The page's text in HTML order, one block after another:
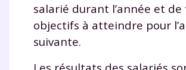
salarié durant l’année et de
objectifs à atteindre pour
suivante.